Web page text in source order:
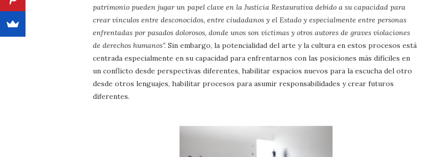
patrimonio pueden jugar un papel clave en la Justicia Restaurativa debido a su capacidad para
crear vínculos entre desconocidos, entre ciudadanos y el Estado y especialmente entre personas
enfrentadas por pasados dolorosos, donde unos son víctimas y otros autores de graves violaciones
de derechos humanos”. Sin embargo, la potencialidad del arte y la cultura en estos procesos está
centrada especialmente en su capacidad para enfrentarnos con las posiciones más difíciles en
un conflicto desde perspectivas diferentes, habilitar espacios nuevos para la escucha del otro
desde otros lenguajes, habilitar procesos para asumir responsabilidades y crear futuros
diferentes.